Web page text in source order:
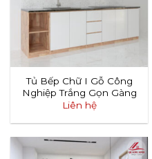
Tủ Bếp Chữ I Gỗ Công
Nghiệp Trắng Gọn Gàng
Liên hệ